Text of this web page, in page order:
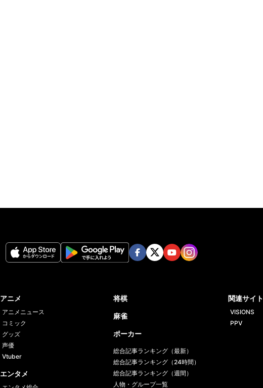
アニメ
アニメニュース
コミック
グッズ
声優
Vtuber
エンタメ
将棋
麻雀
ポーカー
総合記事ランキング（最新）
総合記事ランキング（24時間）
総合記事ランキング（週間）
人物・グループ一覧
関連サイト
VISIONS
PPV